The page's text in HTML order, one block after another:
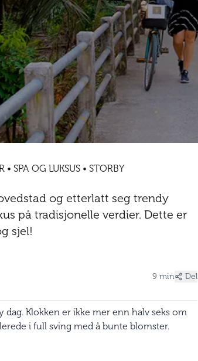
SPA OG LUKSUS • STORBY
og etterlatt seg trendy
på tradisjonelle verdier. Dette er
sjel!
9 min Del
Klokken er ikke mer enn halv seks om
i full sving med å bunte blomster.